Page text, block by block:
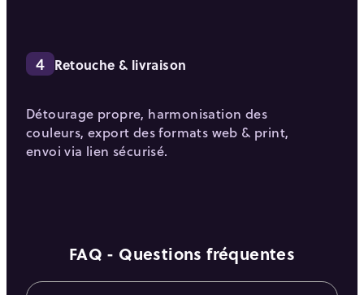
4 Retouche & livraison
Détourage propre, harmonisation des
couleurs, export des formats web & print,
envoi via lien sécurisé.
FAQ - Questions fréquentes